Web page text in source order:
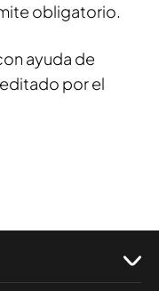
obligatorio.
ayuda de
por el